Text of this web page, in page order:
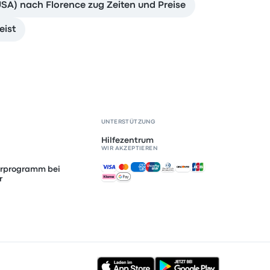
nach Florence zug Zeiten und Preise
bei
UNTERSTÜTZUNG
Hilfezentrum
WIR AKZEPTIEREN
Akzeptierte Zahlungsmethoden